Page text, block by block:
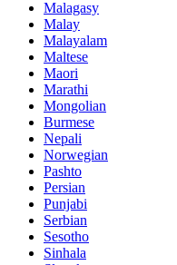
Malagasy
Malay
Malayalam
Maltese
Maori
Marathi
Mongolian
Burmese
Nepali
Norwegian
Pashto
Persian
Punjabi
Serbian
Sesotho
Sinhala